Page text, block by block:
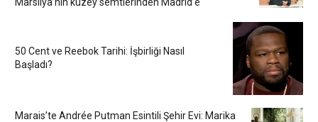
50 Cent ve Reebok Tarihi: İşbirliği Nasıl
Başladı?
Marais’te Andrée Putman Esintili Şehir Evi: Marika